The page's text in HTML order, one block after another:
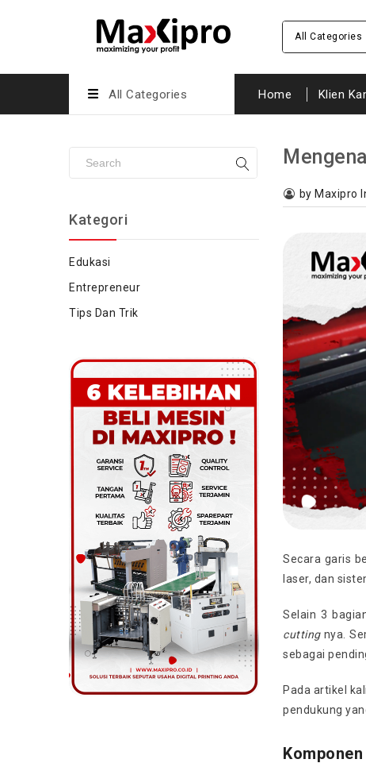
All Categories
All Categories Home Klien
by Maxipro
Secara garis
laser, dan
Selain 3
cuttingnya.
sebagai
Pada artikel
pendukung
Kategori
Edukasi
Entrepreneur
Tips Dan Trik